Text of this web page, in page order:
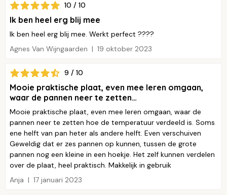
10 / 10
Ik ben heel erg blij mee
Ik ben heel erg blij mee. Werkt perfect ????
Agnes Van Wijngaarden
19 oktober 2023
9 / 10
Mooie praktische plaat, even mee leren omgaan,
waar de pannen neer te zetten…
Mooie praktische plaat, even mee leren omgaan, waar de
pannen neer te zetten hoe de temperatuur verdeeld is. Soms
ene helft van pan heter als andere helft. Even verschuiven
Geweldig dat er zes pannen op kunnen, tussen de grote
pannen nog een kleine in een hoekje. Het zelf kunnen verdelen
over de plaat, heel praktisch. Makkelijk in gebruik
Anja
17 januari 2023